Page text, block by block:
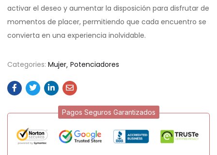
activar el deseo y aumentar la disposición para disfrutar de
momentos de placer, permitiendo que cada encuentro se
convierta en una experiencia inolvidable.
Categories: Mujer Potenciadores
Pagos Seguros Garantizados